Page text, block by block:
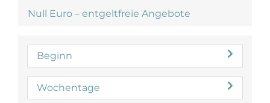
Null Euro – entgeltfreie Angebote
Beginn
Wochentage